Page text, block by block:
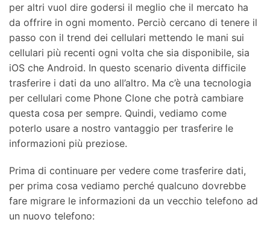
per altri vuol dire godersi il meglio che il mercato ha
da offrire in ogni momento. Perciò cercano di tenere il
passo con il trend dei cellulari mettendo le mani sui
cellulari più recenti ogni volta che sia disponibile, sia
iOS che Android. In questo scenario diventa difficile
trasferire i dati da uno all’altro. Ma c’è una tecnologia
per cellulari come Phone Clone che potrà cambiare
questa cosa per sempre. Quindi, vediamo come
poterlo usare a nostro vantaggio per trasferire le
informazioni più preziose.
Prima di continuare per vedere come trasferire dati,
per prima cosa vediamo perché qualcuno dovrebbe
fare migrare le informazioni da un vecchio telefono ad
un nuovo telefono: